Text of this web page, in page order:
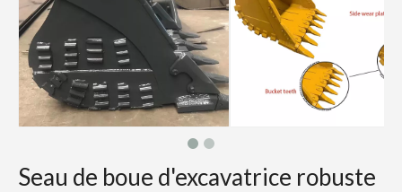
Seau de boue d'excavatrice robuste